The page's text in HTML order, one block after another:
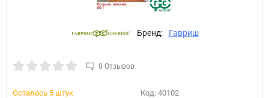
Бренд: Гавриш
0 Отзывов
Осталось 5 штук Код: 40102